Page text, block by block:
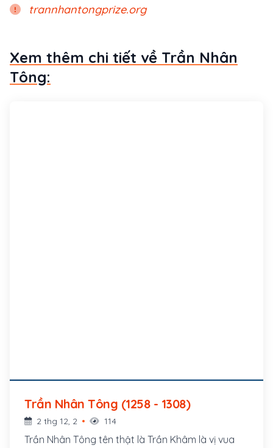
trannhantongprize.org
Xem thêm chi tiết về Trần Nhân
Tông:
Trần Nhân Tông (1258 - 1308)
2 thg 12, 2 114
Trần Nhân Tông tên thật là Trần Khâm là vị vua